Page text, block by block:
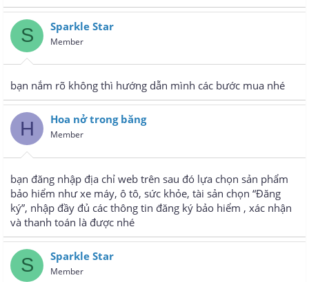
S Sparkle Star
Member
bạn nắm rõ không thì hướng dẫn mình các bước mua nhé
H Hoa nở trong băng
Member
bạn đăng nhập địa chỉ web trên sau đó lựa chọn sản phẩm
bảo hiểm như xe máy, ô tô, sức khỏe, tài sản chọn “Đăng
ký”, nhập đầy đủ các thông tin đăng ký bảo hiểm , xác nhận
và thanh toán là được nhé
S Sparkle Star
Member